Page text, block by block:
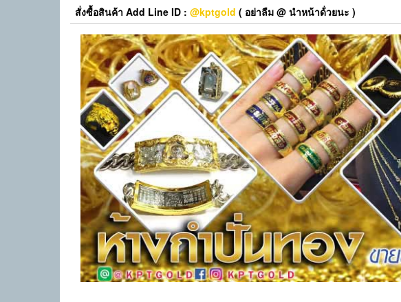
สั่งซื้อสินค้า Add Line ID : @kptgold ( อย่าลืม @ นำหน้าด้่วยนะ )